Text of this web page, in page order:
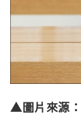
▲圖片來源：